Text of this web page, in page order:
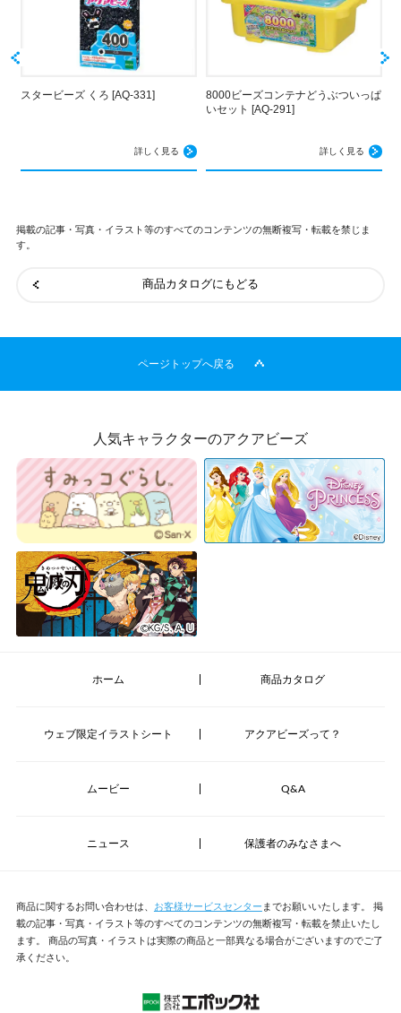
スタービーズ くろ [AQ-331]
詳しく見る
8000ビーズコンテナどうぶついっぱ
いセット [AQ-291]
詳しく見る
掲載の記事・写真・イラスト等のすべてのコンテンツの無断複写・転載を禁じま
す。
商品カタログにもどる
ページトップへ戻る
人気キャラクターのアクアビーズ
ホーム 商品カタログ
ウェブ限定イラストシート アクアビーズって？
ムービー Q&A
ニュース 保護者のみなさまへ
商品に関するお問い合わせは、 お客様サービスセンター までお願いいたします。
掲
載の記事・写真・イラスト等のすべてのコンテンツの無断複写・転載を禁止いたし
ます。
商品の写真・イラストは実際の商品と一部異なる場合がございますのでご了
承ください。